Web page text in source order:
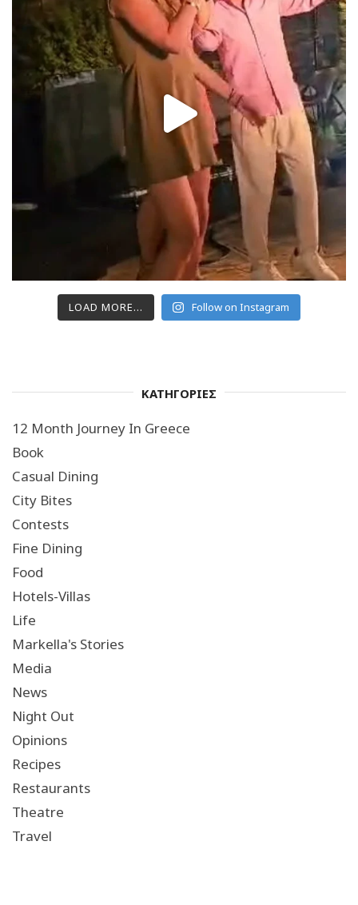
LOAD MORE... Follow on Instagram
ΚΑΤΗΓΟΡΙΕΣ
12 Month Journey In Greece
Book
Casual Dining
City Bites
Contests
Fine Dining
Food
Hotels-Villas
Life
Markella's Stories
Media
News
Night Out
Opinions
Recipes
Restaurants
Theatre
Travel